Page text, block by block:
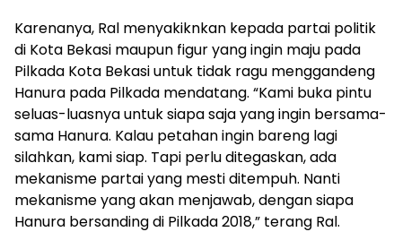
Karenanya, Ral menyakiknkan kepada partai politik
di Kota Bekasi maupun figur yang ingin maju pada
Pilkada Kota Bekasi untuk tidak ragu menggandeng
Hanura pada Pilkada mendatang. “Kami buka pintu
seluas-luasnya untuk siapa saja yang ingin bersama-
sama Hanura. Kalau petahan ingin bareng lagi
silahkan, kami siap. Tapi perlu ditegaskan, ada
mekanisme partai yang mesti ditempuh. Nanti
mekanisme yang akan menjawab, dengan siapa
Hanura bersanding di Pilkada 2018,” terang Ral.